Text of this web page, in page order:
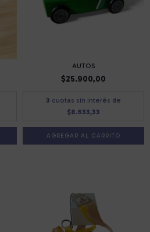
AUTOS
$25.900,00
3 cuotas sin interés de
$8.633,33
AGREGAR AL CARRITO